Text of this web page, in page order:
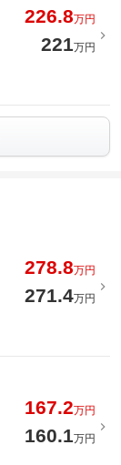
226.8万円
221万円
278.8万円
271.4万円
167.2万円
160.1万円